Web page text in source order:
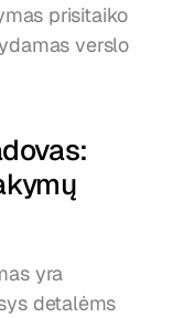
prisitaiko
verslo
yra
detalėms